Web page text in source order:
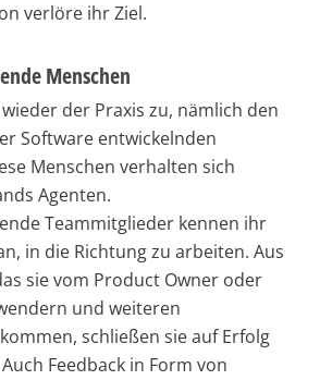
verlöre ihr Ziel.
Menschen
der Praxis zu, nämlich den
Software entwickelnden
Menschen verhalten sich
Agenten.
Teammitglieder kennen ihr
in die Richtung zu arbeiten. Aus
sie vom Product Owner oder
und weiteren
schließen sie auf Erfolg
Feedback in Form von